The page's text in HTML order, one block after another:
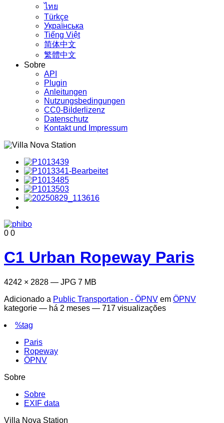
ไทย
Türkçe
Українська
Tiếng Việt
简体中文
繁體中文
Sobre
API
Plugin
Anleitungen
Nutzungsbedingungen
CC0-Bilderlizenz
Datenschutz
Kontakt und Impressum
0 0
C1 Urban Ropeway Paris
4242 × 2828 — JPG 7 MB
Adicionado a Public Transportation - ÖPNV em ÖPNV
kategorie — há 2 meses — 717 visualizações
%tag
Paris
Ropeway
ÖPNV
Sobre
Sobre
EXIF data
Villa Nova Station